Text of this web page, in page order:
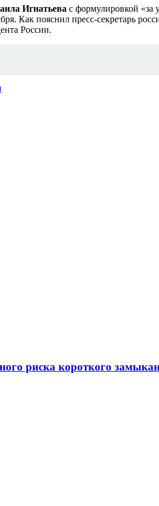
Игнатьева с формулировкой «за
Как пояснил пресс-секретарь
России.
риска короткого